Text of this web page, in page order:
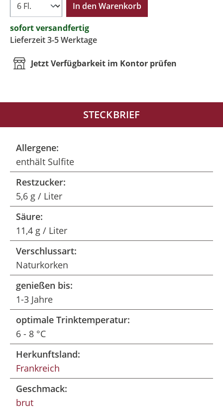
In den Warenkorb
sofort versandfertig
Lieferzeit 3-5 Werktage
Jetzt Verfügbarkeit im Kontor prüfen
STECKBRIEF
Allergene:
enthält Sulfite
Restzucker:
5,6 g / Liter
Säure:
11,4 g / Liter
Verschlussart:
Naturkorken
genießen bis:
1-3 Jahre
optimale Trinktemperatur:
6 - 8 °C
Herkunftsland:
Frankreich
Geschmack:
brut